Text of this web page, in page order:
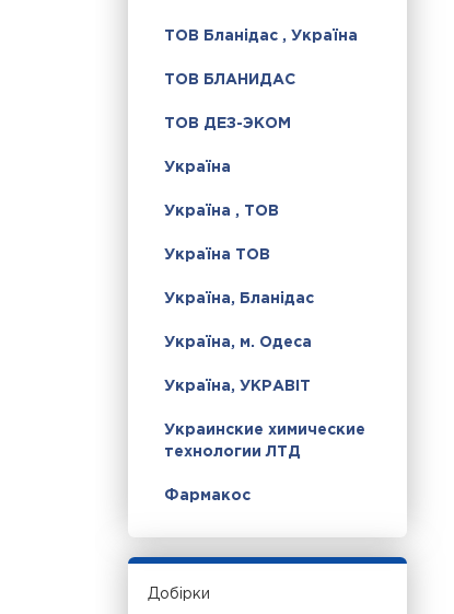
ТОВ Бланідас , Україна
ТОВ БЛАНИДАС
ТОВ ДЕЗ-ЭКОМ
Україна
Україна , ТОВ
Україна ТОВ
Україна, Бланідас
Україна, м. Одеса
Україна, УКРАВІТ
Украинские химические
технологии ЛТД
Фармакос
Добірки